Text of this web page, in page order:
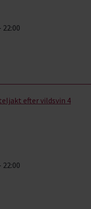
22:00
efter vildsvin 4
22:00